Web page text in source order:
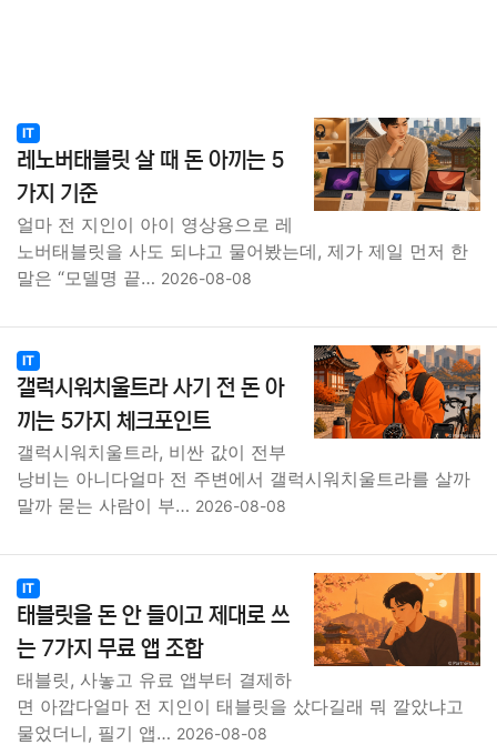
IT
레노버태블릿 살 때 돈 아끼는 5
가지 기준
얼마 전 지인이 아이 영상용으로 레
노버태블릿을 사도 되냐고 물어봤는데, 제가 제일 먼저 한
말은 “모델명 끝… 2026-08-08
IT
갤럭시워치울트라 사기 전 돈 아
끼는 5가지 체크포인트
갤럭시워치울트라, 비싼 값이 전부
낭비는 아니다얼마 전 주변에서 갤럭시워치울트라를 살까
말까 묻는 사람이 부… 2026-08-08
IT
태블릿을 돈 안 들이고 제대로 쓰
는 7가지 무료 앱 조합
태블릿, 사놓고 유료 앱부터 결제하
면 아깝다얼마 전 지인이 태블릿을 샀다길래 뭐 깔았냐고
물었더니, 필기 앱… 2026-08-08